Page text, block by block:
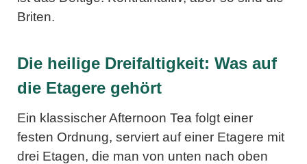
Briten.
Die heilige Dreifaltigkeit: Was auf
die Etagere gehört
Ein klassischer Afternoon Tea folgt einer
festen Ordnung, serviert auf einer Etagere mit
drei Etagen, die man von unten nach oben